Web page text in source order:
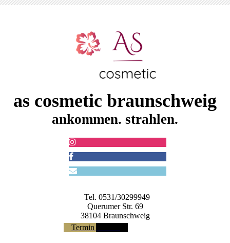
as cosmetic braunschweig
ankommen. strahlen.
Tel. 0531/30299949
Querumer Str. 69
38104 Braunschweig
Termin buchen